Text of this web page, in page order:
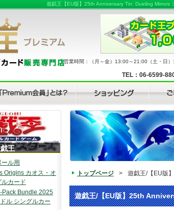
遊戯王【EU版】25th Anniversary Tin: Dueling Mirrors
営業時間：（月～金）13:00～21:00（土・日
TEL：06-6599-
トップページ > 遊戯王/【EU版
遊戯王/【EU版】25th
王
ル用
Origins カオス・オ
ルカード
Pack Bundle 2025
ル シングルカー